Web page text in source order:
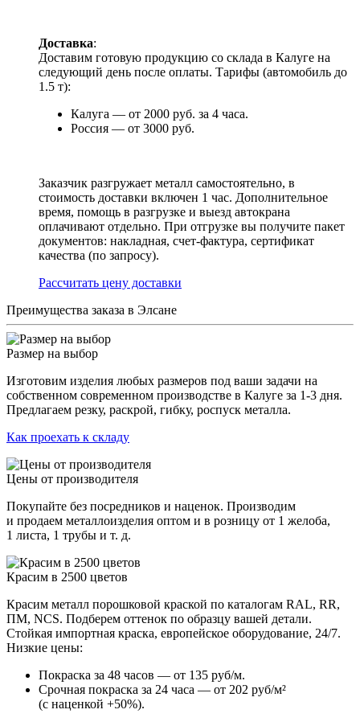
Доставка:
Доставим готовую продукцию со склада в Калуге на
следующий день после оплаты. Тарифы (автомобиль до
1.5 т):
Калуга — от 2000 руб. за 4 часа.
Россия — от 3000 руб.
Заказчик разгружает металл самостоятельно, в
стоимость доставки включен 1 час. Дополнительное
время, помощь в разгрузке и выезд автокрана
оплачивают отдельно. При отгрузке вы получите пакет
документов: накладная, счет-фактура, сертификат
качества (по запросу).
Раcсчитать цену доставки
Преимущества заказа в Элсане
Размер на выбор
Изготовим изделия любых размеров под ваши задачи на
собственном современном производстве в Калуге за 1-3 дня.
Предлагаем резку, раскрой, гибку, роспуск металла.
Как проехать к складу
Цены от производителя
Покупайте без посредников и наценок. Производим
и продаем металлоизделия оптом и в розницу от 1 желоба,
1 листа, 1 трубы и т. д.
Красим в 2500 цветов
Красим металл порошковой краской по каталогам RAL, RR,
ПМ, NCS. Подберем оттенок по образцу вашей детали.
Стойкая импортная краска, европейское оборудование, 24/7.
Низкие цены:
Покраска за 48 часов — от 135 руб/м.
Срочная покраска за 24 часа — от 202 руб/м²
(с наценкой +50%).